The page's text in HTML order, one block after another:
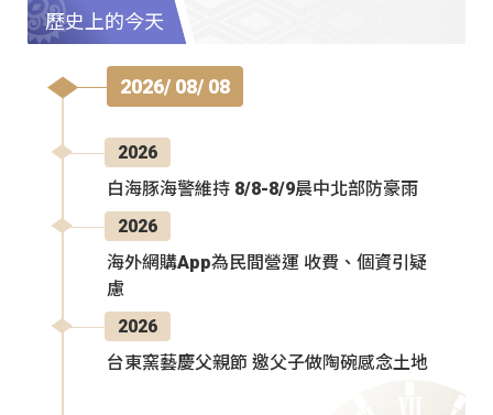
歷史上的今天
2026/ 08/ 08
2026
白海豚海警維持 8/8-8/9晨中北部防豪雨
2026
海外網購App為民間營運 收費、個資引疑
慮
2026
台東窯藝慶父親節 邀父子做陶碗感念土地